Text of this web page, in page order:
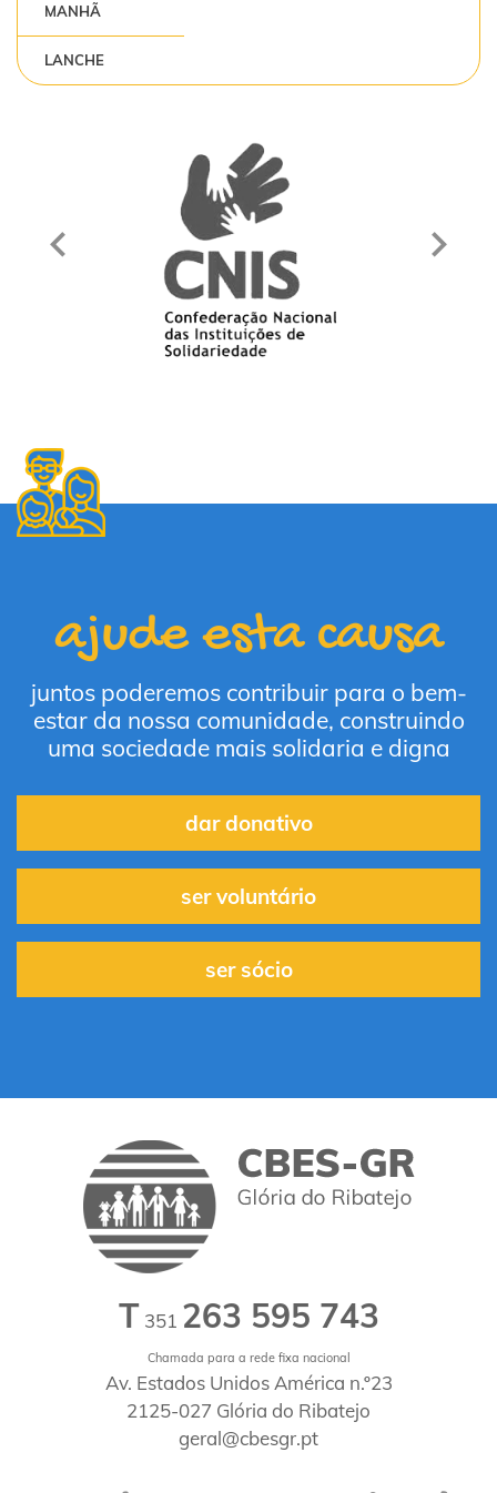
MANHÃ
LANCHE
ajude esta causa
juntos poderemos contribuir para o bem-
estar da nossa comunidade, construindo
uma sociedade mais solidaria e digna
dar donativo
ser voluntário
ser sócio
T 351 263 595 743
Chamada para a rede fixa nacional
Av. Estados Unidos América n.º23
2125-027 Glória do Ribatejo
geral@cbesgr.pt